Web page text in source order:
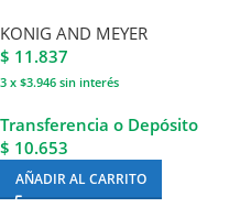
KONIG AND MEYER
$ 11.837
3 x $3.946 sin interés
Transferencia o Depósito
$ 10.653
AÑADIR AL CARRITO